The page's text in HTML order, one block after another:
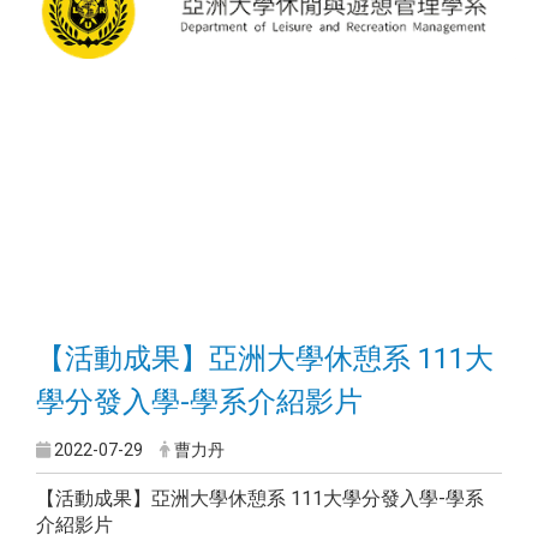
【活動成果】亞洲大學休憩系 111大
學分發入學-學系介紹影片
2022-07-29 曹力丹
【活動成果】亞洲大學休憩系 111大學分發入學-學系
介紹影片